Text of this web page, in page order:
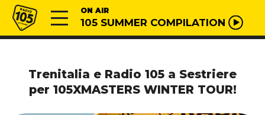
Vai al contenuto
Radio 105 ON AIR
105 SUMMER COMPILATION
Trenitalia e Radio 105 a Sestriere
per 105XMASTERS WINTER TOUR!